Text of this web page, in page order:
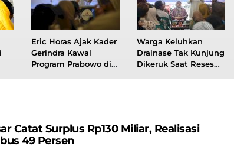
Eric Horas Ajak Kader
Gerindra Kawal
Program Prabowo di
Warga Keluhkan
Drainase Tak Kunjung
Dikeruk Saat Reses
Catat Surplus Rp130 ​​Miliar, Realisasi
49 Persen